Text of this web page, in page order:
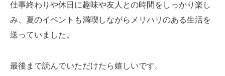
仕事終わりや休日に趣味や友人との時間をしっかり楽し
み、夏のイベントも満喫しながらメリハリのある生活を
送っていました。
最後まで読んでいただけたら嬉しいです。